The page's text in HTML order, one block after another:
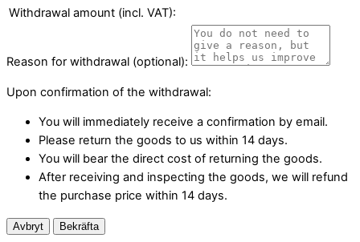
Withdrawal amount (incl. VAT):
Reason for withdrawal (optional):
Upon confirmation of the withdrawal:
You will immediately receive a confirmation by email.
Please return the goods to us within 14 days.
You will bear the direct cost of returning the goods.
After receiving and inspecting the goods, we will refund
the purchase price within 14 days.
Avbryt Bekräfta